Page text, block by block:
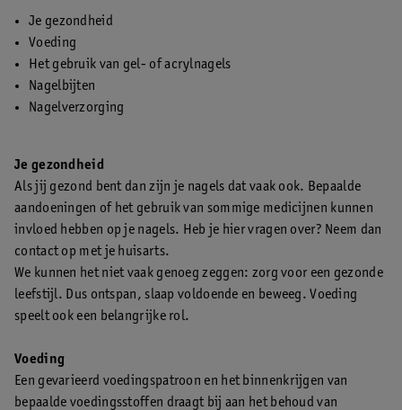
Je gezondheid
Voeding
Het gebruik van gel- of acrylnagels
Nagelbijten
Nagelverzorging
Je gezondheid
Als jij gezond bent dan zijn je nagels dat vaak ook. Bepaalde
aandoeningen of het gebruik van sommige medicijnen kunnen
invloed hebben op je nagels. Heb je hier vragen over? Neem dan
contact op met je huisarts.
We kunnen het niet vaak genoeg zeggen: zorg voor een gezonde
leefstijl. Dus ontspan, slaap voldoende en beweeg. Voeding
speelt ook een belangrijke rol.
Voeding
Een gevarieerd voedingspatroon en het binnenkrijgen van
bepaalde voedingsstoffen draagt bij aan het behoud van